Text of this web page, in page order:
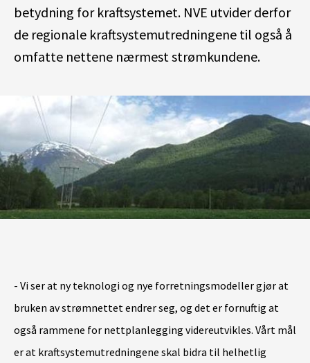
betydning for kraftsystemet. NVE utvider derfor
de regionale kraftsystemutredningene til også å
omfatte nettene nærmest strømkundene.
- Vi ser at ny teknologi og nye forretningsmodeller gjør at
bruken av strømnettet endrer seg, og det er fornuftig at
også rammene for nettplanlegging videreutvikles. Vårt mål
er at kraftsystemutredningene skal bidra til helhetlig